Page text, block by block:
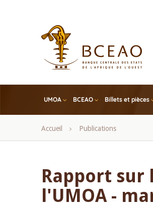
UMOA BCEAO Billets et pièces
Fil
Accueil Publications
Rapport sur
l'UMOA -